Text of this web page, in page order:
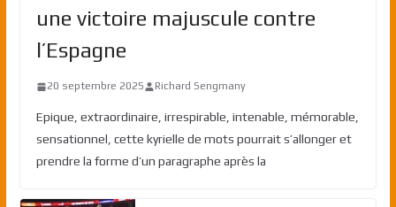
une victoire majuscule contre
l’Espagne
20 septembre 2025 Richard Sengmany
Epique, extraordinaire, irrespirable, intenable, mémorable,
sensationnel, cette kyrielle de mots pourrait s’allonger et
prendre la forme d’un paragraphe après la